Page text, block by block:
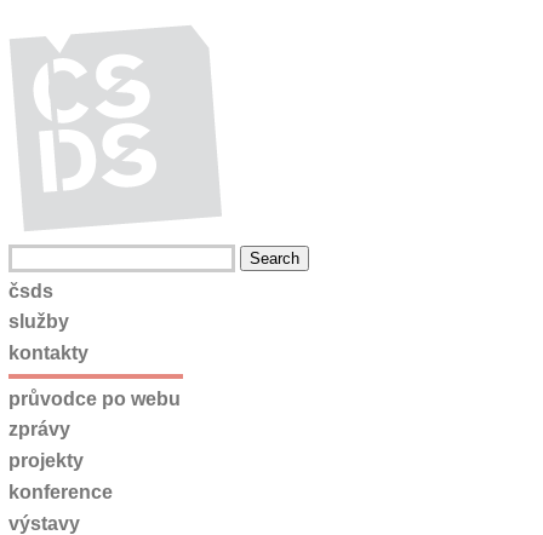
čsds
služby
kontakty
průvodce po webu
zprávy
projekty
konference
výstavy